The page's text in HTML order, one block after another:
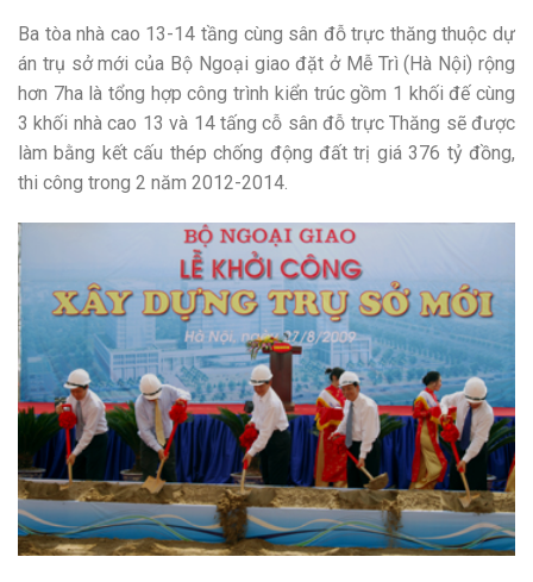
Ba tòa nhà cao 13-14 tầng cùng sân đỗ trực thăng thuộc dự
án trụ sở mới của Bộ Ngoại giao đặt ở Mễ Trì (Hà Nội) rộng
hơn 7ha là tổng hợp công trình kiển trúc gồm 1 khối đế cùng
3 khối nhà cao 13 và 14 tấng cỗ sân đỗ trực Thăng sẽ được
làm bằng kết cấu thép chống động đất trị giá 376 tỷ đồng,
thi công trong 2 năm 2012-2014.